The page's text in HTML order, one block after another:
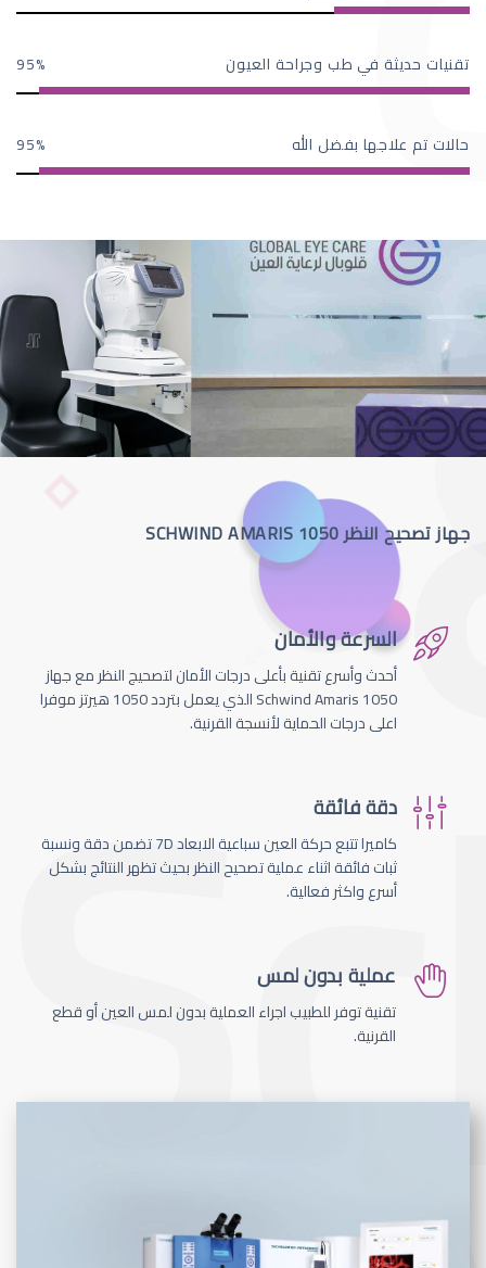
تقنيات حديثة في طب وجراحة العيون 95
حالات تم علاجها بفضل الله 95
جهاز تصحيح النظر SCHWIND AMARIS 1050
السرعة والأمان
أحدث وأسرع تقنية بأعلى درجات الأمان لتصحيج النظر مع جهاز
Schwind Amaris 1050 الذي يعمل بتردد 1050 هيرتز موفرا
اعلى درجات الحماية لأنسجة القرنية.
دقة فائقة
كاميرا تتبع حركة العين سباعية الابعاد 7D تضمن دقة ونسبة
ثبات فائقة اثناء عملية تصحيح النظر بحيث تظهر النتائج بشكل
أسرع واكثر فعالية.
عملية بدون لمس
تقنية توفر للطبيب اجراء العملية بدون لمس العين أو قطع
القرنية.